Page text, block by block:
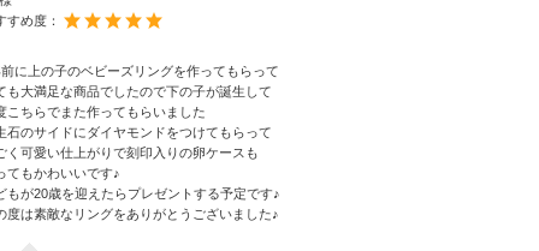
すめ度：
に上の子のベビーズリングを作ってもらって
も大満足な商品でしたので下の子が誕生して
こちらでまた作ってもらいました
石のサイドにダイヤモンドをつけてもらって
く可愛い仕上がりで刻印入りの卵ケースも
てもかわいいです♪
もが20歳を迎えたらプレゼントする予定です♪
度は素敵なリングをありがとうございました♪